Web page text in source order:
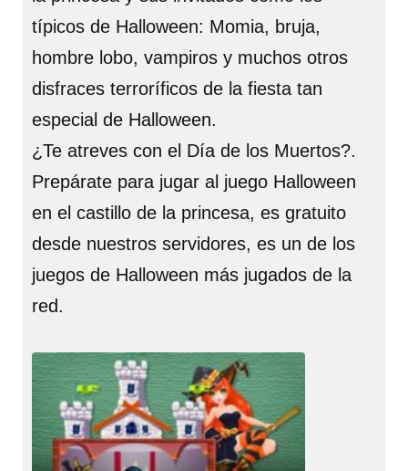
típicos de Halloween: Momia, bruja,
hombre lobo, vampiros y muchos otros
disfraces terroríficos de la fiesta tan
especial de Halloween.
¿Te atreves con el Día de los Muertos?.
Prepárate para jugar al juego Halloween
en el castillo de la princesa, es gratuito
desde nuestros servidores, es un de los
juegos de Halloween más jugados de la
red.